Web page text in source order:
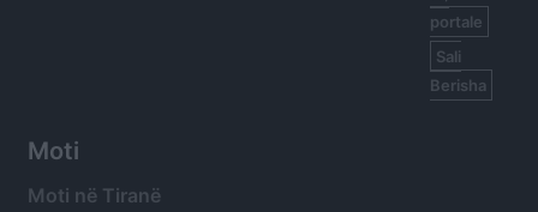
portale
Sali
Berisha
Moti
Moti në Tiranë